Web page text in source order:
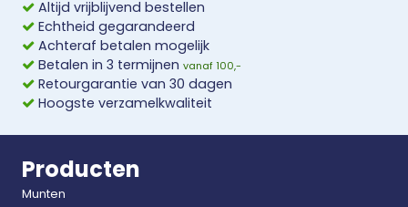
Altijd vrijblijvend bestellen
Echtheid gegarandeerd
Achteraf betalen mogelijk
Betalen in 3 termijnen vanaf 100,-
Retourgarantie van 30 dagen
Hoogste verzamelkwaliteit
Producten
Munten